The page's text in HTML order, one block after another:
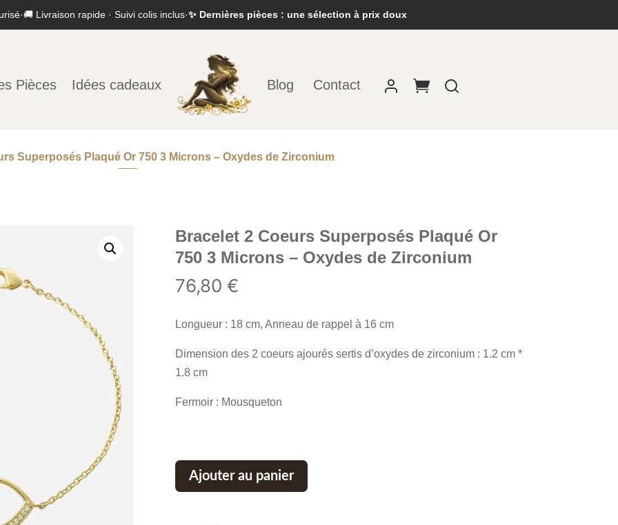
·🚚 Livraison rapide · Suivi colis inclus·✨ Dernières pièces : une sélection à prix doux
Pièces Idées cadeaux Blog Contact
Superposés Plaqué Or 750 3 Microns – Oxydes de Zirconium
Bracelet 2 Coeurs Superposés Plaqué Or
750 3 Microns – Oxydes de Zirconium
76,80 €
Longueur : 18 cm, Anneau de rappel à 16 cm
Dimension des 2 coeurs ajourés sertis d’oxydes de zirconium : 1.2 cm *
1.8 cm
Fermoir : Mousqueton
Ajouter au panier